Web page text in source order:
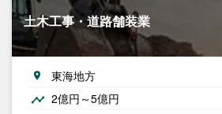
土木工事・道路舗装業
東海地方
2億円～5億円